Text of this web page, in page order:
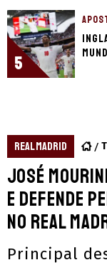
5
REAL MADRID
José
e defende
no Real
Principal